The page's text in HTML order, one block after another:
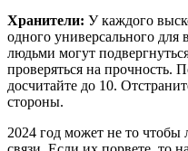
Хранители: У каждого
одного универсального
людьми могут
проверяться на прочность.
досчитайте до 10.
стороны.
2024 год может не то чтобы